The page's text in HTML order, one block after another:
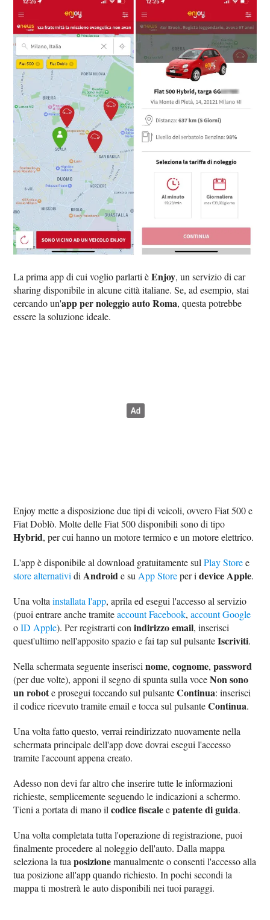
La prima app di cui voglio parlarti èEnjoy, un servizio di car
sharing disponibile in alcune città italiane. Se, ad esempio, stai
cercando un'app per noleggio auto Roma, questa potrebbe
essere la soluzione ideale.
Enjoy mette a disposizione due tipi di veicoli, ovvero Fiat 500 e
Fiat Doblò. Molte delle Fiat 500 disponibili sono di tipo
Hybrid, per cui hanno un motore termico e un motore elettrico.
L'app è disponibile al download gratuitamente sulPlay Storee
store alternativi di Androide su App Storeper idevice Apple.
Una voltainstallata l'app, aprila ed esegui l'accesso al servizio
(puoi entrare anche tramiteaccount Facebook,account Google
oID Apple). Per registrarti conindirizzo email, inserisci
quest'ultimo nell'apposito spazio e fai tap sul pulsanteIscriviti.
Nella schermata seguente inseriscinome,cognome,password
(per due volte), apponi il segno di spunta sulla voceNon sono
un robote prosegui toccando sul pulsanteContinua: inserisci
il codice ricevuto tramite email e tocca sul pulsanteContinua.
Una volta fatto questo, verrai reindirizzato nuovamente nella
schermata principale dell'app dove dovrai esegui l'accesso
tramite l'account appena creato.
Adesso non devi far altro che inserire tutte le informazioni
richieste, semplicemente seguendo le indicazioni a schermo.
Tieni a portata di mano ilcodice fiscaleepatente di guida.
Una volta completata tutta l'operazione di registrazione, puoi
finalmente procedere al noleggio dell'auto. Dalla mappa
seleziona la tuaposizionemanualmente o consenti l'accesso alla
tua posizione all'app quando richiesto. In pochi secondi la
mappa ti mostrerà le auto disponibili nei tuoi paraggi.